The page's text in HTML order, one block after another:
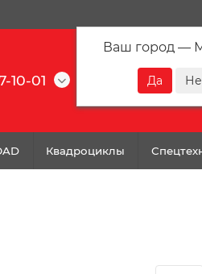
Ваш город —
10-01
Квадроциклы